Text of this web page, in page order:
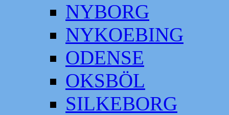
NYBORG
NYKOEBING
ODENSE
OKSBÖL
SILKEBORG